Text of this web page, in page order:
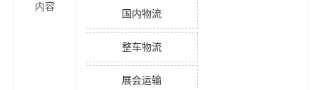
内容
国内物流
整车物流
展会运输